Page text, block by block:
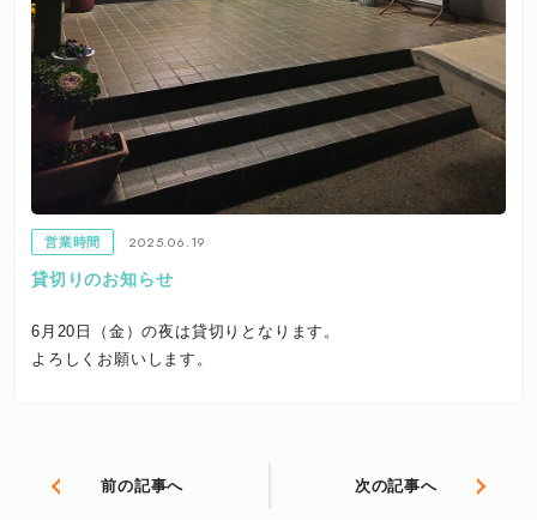
営業時間
2025.06.19
貸切りのお知らせ
6月20日（金）の夜は貸切りとなります。
よろしくお願いします。
前の記事へ 次の記事へ